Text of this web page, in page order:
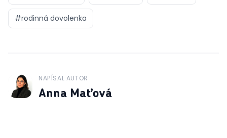
#rodinná dovolenka
J
NAPÍSAL AUTOR
Anna Maťová